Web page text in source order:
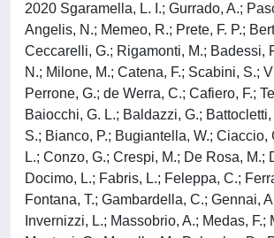
2020 Sgaramella, L. I.; Gurrado, A.;
Angelis, N.; Memeo, R.; Prete, F. P.;
Ceccarelli, G.; Rigamonti, M.; Badessi,
N.; Milone, M.; Catena, F.; Scabini, S.;
Perrone, G.; de Werra, C.; Cafiero, F.;
Baiocchi, G. L.; Baldazzi, G.;
S.; Bianco, P.; Bugiantella, W.; Ciaccio,
L.; Conzo, G.; Crespi, M.; De Rosa, M.;
Docimo, L.; Fabris, L.; Feleppa, C.;
Fontana, T.; Gambardella, C.; Gennai,
Invernizzi, L.; Massobrio, A.; Medas, F.;